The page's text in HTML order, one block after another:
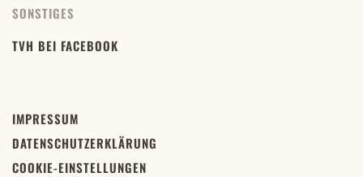
SONSTIGES
TVH BEI FACEBOOK
IMPRESSUM
DATENSCHUTZERKLÄRUNG
COOKIE-EINSTELLUNGEN